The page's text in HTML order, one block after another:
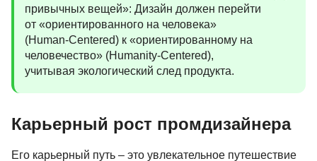
привычных вещей»: Дизайн должен перейти
от «ориентированного на человека»
(Human-Centered) к «ориентированному на
человечество» (Humanity-Centered),
учитывая экологический след продукта.
Карьерный рост промдизайнера
Его карьерный путь – это увлекательное путешествие
Дизайн среды: от